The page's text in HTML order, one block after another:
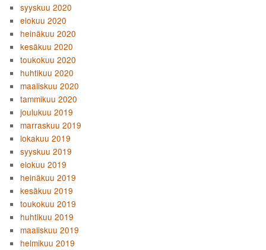
syyskuu 2020
elokuu 2020
heinäkuu 2020
kesäkuu 2020
toukokuu 2020
huhtikuu 2020
maaliskuu 2020
tammikuu 2020
joulukuu 2019
marraskuu 2019
lokakuu 2019
syyskuu 2019
elokuu 2019
heinäkuu 2019
kesäkuu 2019
toukokuu 2019
huhtikuu 2019
maaliskuu 2019
helmikuu 2019